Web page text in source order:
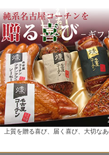
代 70代 包装 のし 24
お歳暮 御歳暮 内祝い クーポン 送料無料
ーチン 燻製セット 内祝 ハム 鶏肉 地鶏 鶏
さん プレゼント ギフト ありがとう おめ
お母さん 会社 ビジネス 贈り物 20代 30代
代 包装 のし 冷蔵 44
上質を贈る喜び、届く喜び、大切な